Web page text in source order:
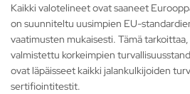
Kaikki valotelineet ovat saaneet
on suunniteltu uusimpien EU-
vaatimusten mukaisesti. Tämä
valmistettu korkeimpien
ovat läpäisseet kaikki jalankulkijoiden
sertifiointitestit.